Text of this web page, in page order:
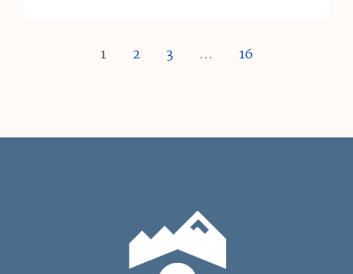
1 2 3 … 16